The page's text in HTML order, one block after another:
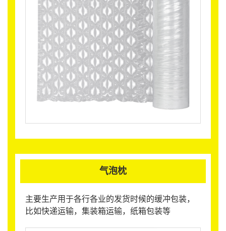
气泡枕
主要生产用于各行各业的发货时候的缓冲包装，
比如快递运输，集装箱运输，纸箱包装等